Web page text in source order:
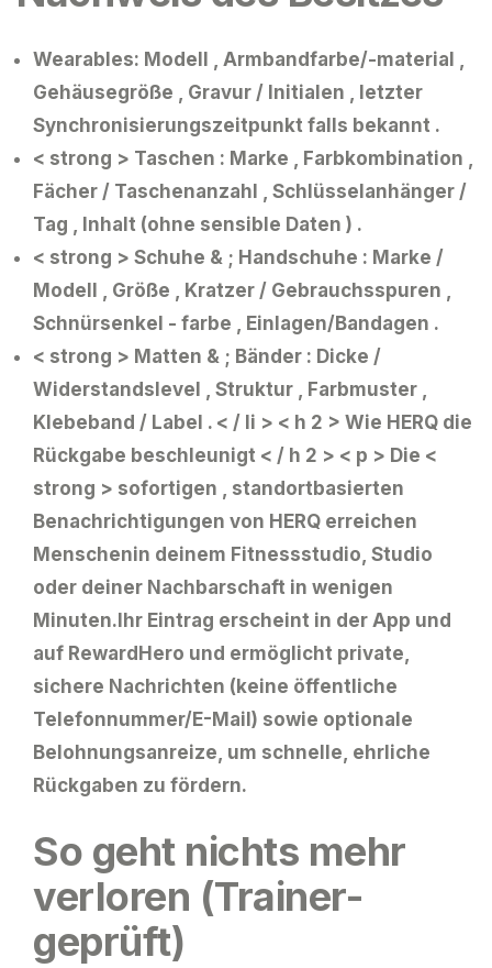
Wearables: Modell , Armbandfarbe/-material ,
Gehäusegröße , Gravur / Initialen , letzter
Synchronisierungszeitpunkt falls bekannt .
< strong > Taschen : Marke , Farbkombination ,
Fächer / Taschenanzahl , Schlüsselanhänger /
Tag , Inhalt (ohne sensible Daten ) .
< strong > Schuhe & ; Handschuhe : Marke /
Modell , Größe , Kratzer / Gebrauchsspuren ,
Schnürsenkel - farbe , Einlagen/Bandagen .
< strong > Matten & ; Bänder : Dicke /
Widerstandslevel , Struktur , Farbmuster ,
Klebeband / Label . < / li > < h 2 > Wie HERQ die
Rückgabe beschleunigt < / h 2 > < p > Die <
strong > sofortigen , standortbasierten
Benachrichtigungen von HERQ erreichen
Menschenin deinem Fitnessstudio, Studio
oder deiner Nachbarschaft in wenigen
Minuten.Ihr Eintrag erscheint in der App und
auf RewardHero und ermöglicht private,
sichere Nachrichten (keine öffentliche
Telefonnummer/E-Mail) sowie optionale
Belohnungsanreize , um schnelle, ehrliche
Rückgaben zu fördern.
So geht nichts mehr
verloren (Trainer-
geprüft)